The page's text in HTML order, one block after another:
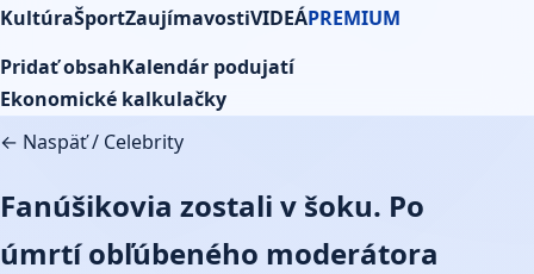
KultúraŠportZaujímavostiVIDEÁPREMIUM
Pridať obsahKalendár podujatí
Ekonomické kalkulačky
← Naspäť/ Celebrity
Fanúšikovia zostali v šoku. Po
úmrtí obľúbeného moderátora